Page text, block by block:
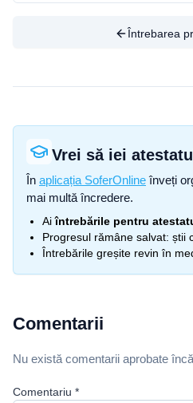
Întrebarea
Vrei să iei
În aplicația SoferOnline înveți
mai multă încredere.
Aiîntrebările pentru
Progresul rămâne salvat: știi
Întrebările greșite revin în
Comentarii
Nu există comentarii aprobate
Comentariu *